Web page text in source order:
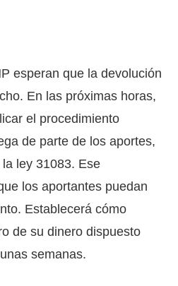
esperan que la devolución
En las próximas horas,
el procedimiento
de parte de los aportes,
ley 31083. Ese
los aportantes puedan
Establecerá cómo
de su dinero dispuesto
semanas.